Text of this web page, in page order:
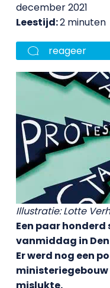
december 2021
Leestijd:2 minuten
reageer
Illustratie: Lotte
Een paar
vanmiddag in
Er werd nog een